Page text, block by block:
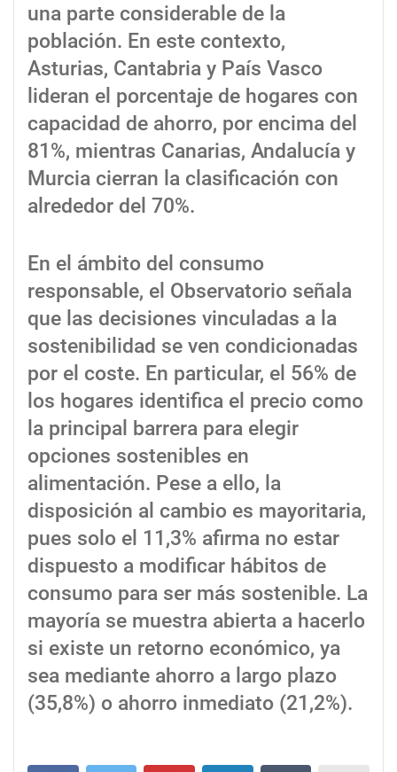
una parte considerable de la
población. En este contexto,
Asturias, Cantabria y País Vasco
lideran el porcentaje de hogares con
capacidad de ahorro, por encima del
81%, mientras Canarias, Andalucía y
Murcia cierran la clasificación con
alrededor del 70%.
En el ámbito del consumo
responsable, el Observatorio señala
que las decisiones vinculadas a la
sostenibilidad se ven condicionadas
por el coste. En particular, el 56% de
los hogares identifica el precio como
la principal barrera para elegir
opciones sostenibles en
alimentación. Pese a ello, la
disposición al cambio es mayoritaria,
pues solo el 11,3% afirma no estar
dispuesto a modificar hábitos de
consumo para ser más sostenible. La
mayoría se muestra abierta a hacerlo
si existe un retorno económico, ya
sea mediante ahorro a largo plazo
(35,8%) o ahorro inmediato (21,2%).